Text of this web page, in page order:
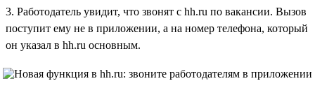
3. Работодатель увидит, что звонят с hh.ru по вакансии. Вызов
поступит ему не в приложении, а на номер телефона, который
он указал в hh.ru основным.